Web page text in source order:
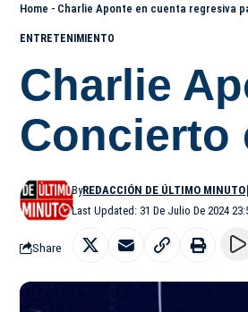
Home - Charlie Aponte en cuenta regresiva
ENTRETENIMIENTO
Charlie
Concierto
Last Updated: 31 De Julio De 2024
ByREDACCIÓN DE ÚLTIMO MINUTO
Share